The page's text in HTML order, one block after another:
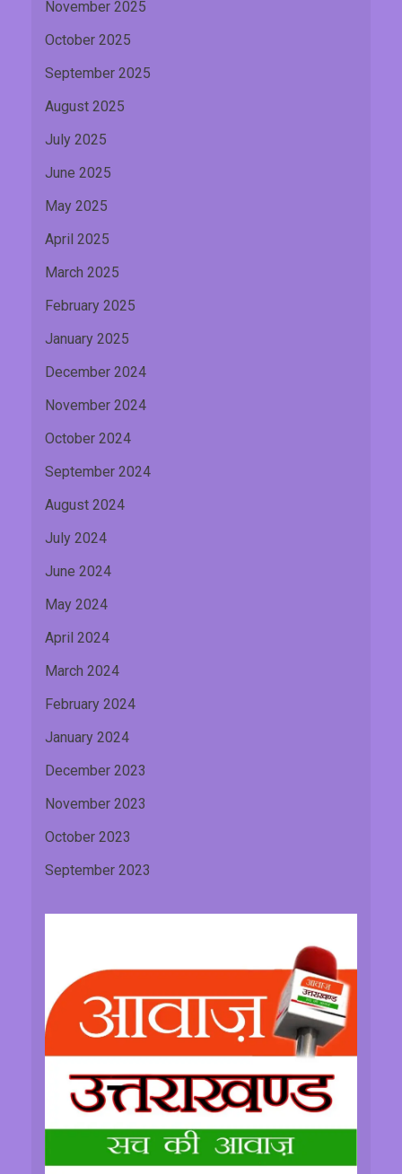
November 2025
October 2025
September 2025
August 2025
July 2025
June 2025
May 2025
April 2025
March 2025
February 2025
January 2025
December 2024
November 2024
October 2024
September 2024
August 2024
July 2024
June 2024
May 2024
April 2024
March 2024
February 2024
January 2024
December 2023
November 2023
October 2023
September 2023